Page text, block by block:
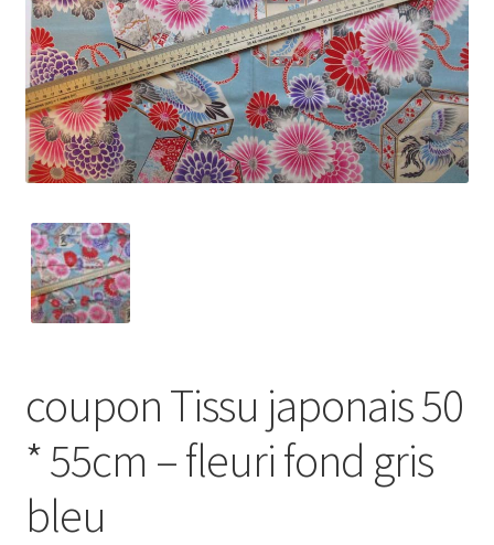
Panier
My Account
Wishlist
Panier
Plan du site
Track your order
#6710 (pas de titre)
coupon Tissu japonais 50
* 55cm – fleuri fond gris
bleu